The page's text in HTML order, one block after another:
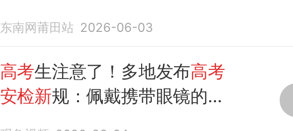
东南网莆田站 2026-06-03
高考生注意了！多地发布高考
安检新规：佩戴携带眼镜的考